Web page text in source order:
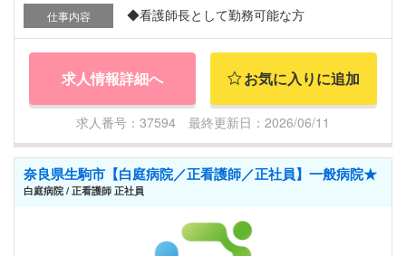
仕事内容 ◆看護師長として勤務可能な方
求人情報詳細へ お気に入りに追加
求人番号：37594 最終更新日：2026/06/11
奈良県生駒市【白庭病院／正看護師／正社員】一般病院★
白庭病院 / 正看護師 正社員